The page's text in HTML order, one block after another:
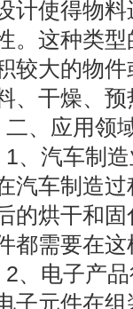
计使得物
。这种类
较大的物
、干燥、
二、应用领
1、汽车制
汽车制造
的烘干和
都需要在
2、电子产
子元件在